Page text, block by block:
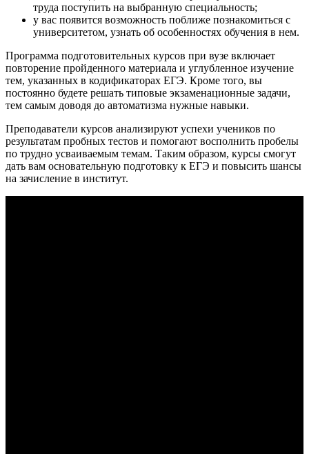
труда поступить на выбранную специальность;
у вас появится возможность поближе познакомиться с
университетом, узнать об особенностях обучения в нем.
Программа подготовительных курсов при вузе включает
повторение пройденного материала и углубленное изучение
тем, указанных в кодификаторах ЕГЭ. Кроме того, вы
постоянно будете решать типовые экзаменационные задачи,
тем самым доводя до автоматизма нужные навыки.
Преподаватели курсов анализируют успехи учеников по
результатам пробных тестов и помогают восполнить пробелы
по трудно усваиваемым темам. Таким образом, курсы смогут
дать вам основательную подготовку к ЕГЭ и повысить шансы
на зачисление в институт.